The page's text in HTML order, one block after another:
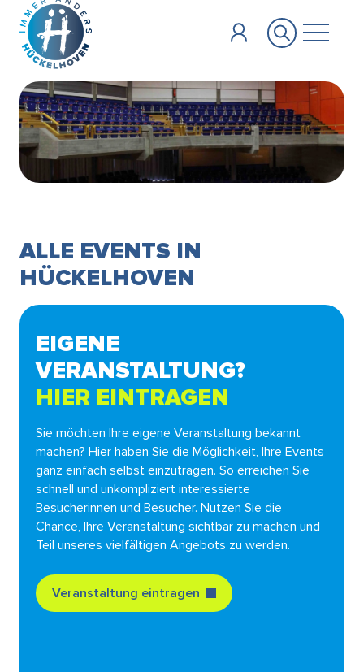
Zum Hauptinhalt springen
ALLE EVENTS IN
HÜCKELHOVEN
EIGENE
VERANSTALTUNG?
HIER EINTRAGEN
Sie möchten Ihre eigene Veranstaltung bekannt
machen? Hier haben Sie die Möglichkeit, Ihre Events
ganz einfach selbst einzutragen. So erreichen Sie
schnell und unkompliziert interessierte
Besucherinnen und Besucher. Nutzen Sie die
Chance, Ihre Veranstaltung sichtbar zu machen und
Teil unseres vielfältigen Angebots zu werden.
Veranstaltung eintragen